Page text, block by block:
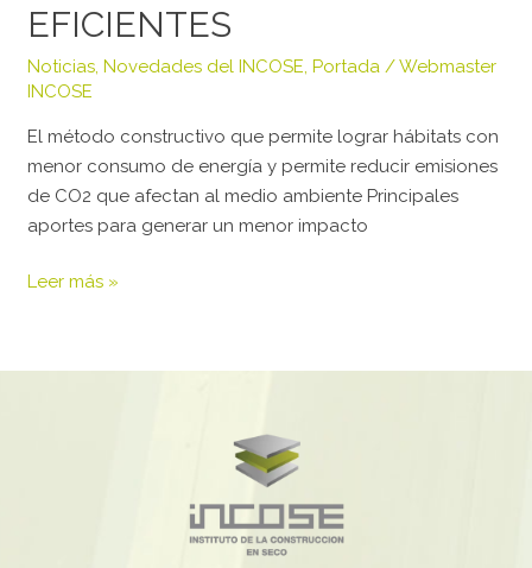
EFICIENTES
Noticias ,Novedades del INCOSE ,Portada /Webmaster
INCOSE
El método constructivo que permite lograr hábitats con
menor consumo de energía y permite reducir emisiones
de CO2 que afectan al medio ambiente Principales
aportes para generar un menor impacto
Leer más »